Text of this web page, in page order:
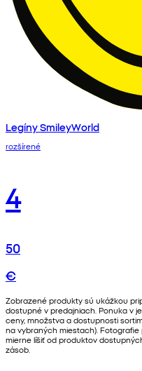
Legíny SmileyWorld
rozšírené
4
50
€
Zobrazené produkty sú ukážkou
dostupné v predajniach. Ponuka v
ceny, množstva a dostupnosti
na vybraných miestach).
mierne líšiť od produktov
zásob.